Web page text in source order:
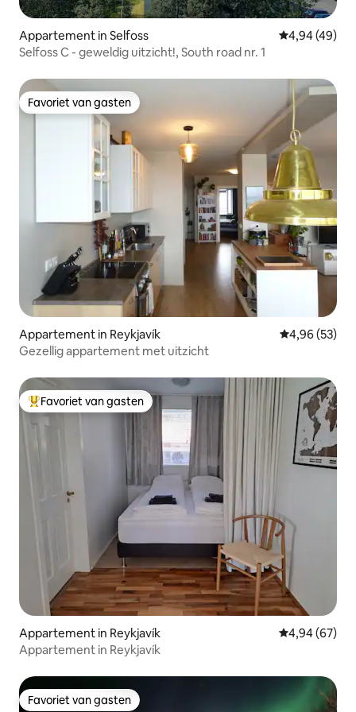
Appartement in Selfoss Gemiddelde
4,94 (49)
Selfoss C - geweldig uitzicht!, South road nr. 1
Favoriet van gasten
Favoriet van gasten
Appartement in Reykjavík Gemiddelde
4,96 (53)
Gezellig appartement met uitzicht
Topfavoriet van gasten
Favoriet van gasten
Appartement in Reykjavík Gemiddelde
4,94 (67)
Appartement in Reykjavík
Favoriet van gasten
Favoriet van gasten